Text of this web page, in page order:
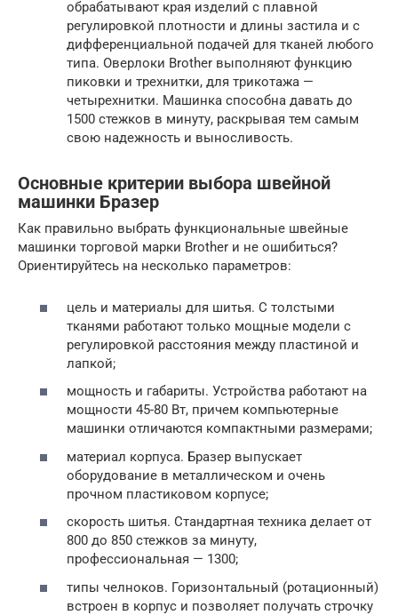
обрабатывают края изделий с плавной
регулировкой плотности и длины застила и с
дифференциальной подачей для тканей любого
типа. Оверлоки Brother выполняют функцию
пиковки и трехнитки, для трикотажа —
четырехнитки. Машинка способна давать до
1500 стежков в минуту, раскрывая тем самым
свою надежность и выносливость.
Основные критерии выбора швейной
машинки Бразер
Как правильно выбрать функциональные швейные
машинки торговой марки Brother и не ошибиться?
Ориентируйтесь на несколько параметров:
цель и материалы для шитья. С толстыми
тканями работают только мощные модели с
регулировкой расстояния между пластиной и
лапкой;
мощность и габариты. Устройства работают на
мощности 45-80 Вт, причем компьютерные
машинки отличаются компактными размерами;
материал корпуса. Бразер выпускает
оборудование в металлическом и очень
прочном пластиковом корпусе;
скорость шитья. Стандартная техника делает от
800 до 850 стежков за минуту,
профессиональная — 1300;
типы челноков. Горизонтальный (ротационный)
встроен в корпус и позволяет получать строчку